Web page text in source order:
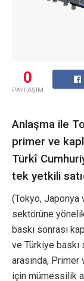
0
PAYLAŞIM
Anlaşma ile
primer ve
Türkî
tek yetkili
(Tokyo, Japonya
sektörüne
baskı sonrası
ve Türkiye
arasında,
için mümessilik